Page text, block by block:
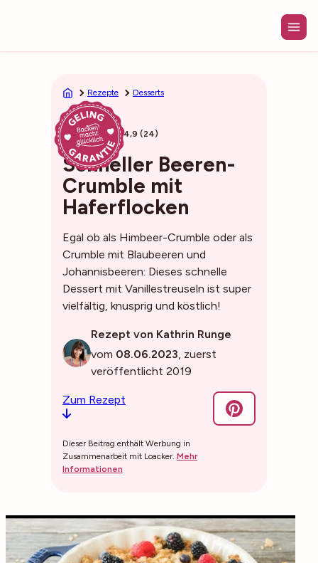
Rezepte Desserts
45min 4,9 (24)
Schneller Beeren-
Crumble mit
Haferflocken
Egal ob als Himbeer-Crumble oder als
Crumble mit Blaubeeren und
Johannisbeeren: Dieses schnelle
Dessert mit Vanillestreuseln ist super
vielfältig, knusprig und köstlich!
Rezept von Kathrin Runge
vom 08.06.2023, zuerst
veröffentlicht 2019
Zum Rezept
Dieser Beitrag enthält Werbung in
Zusammenarbeit mit Loacker. Mehr
Informationen